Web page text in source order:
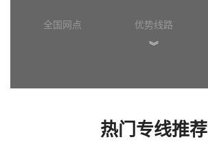
全国网点 优势线路
︾
热门专线推荐